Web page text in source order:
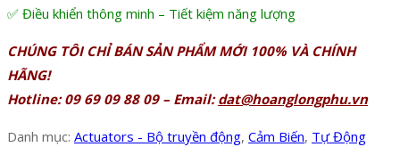
✅ Điều khiển thông minh – Tiết kiệm năng lượng
CHÚNG TÔI CHỈ BÁN SẢN PHẨM MỚI 100% VÀ CHÍNH
HÃNG!
Hotline: 09 69 09 88 09 – Email:dat@hoanglongphu.vn
Danh mục: Actuators - Bộ truyền động, Cảm Biến, Tự Động